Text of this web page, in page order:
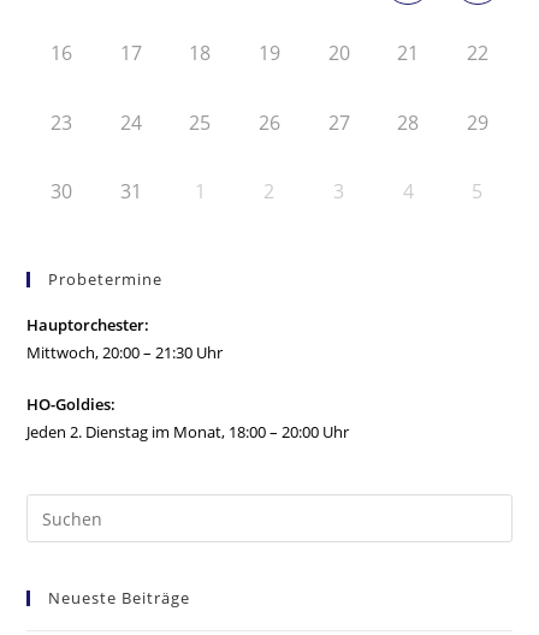
16 17 18 19 20 21 22
23 24 25 26 27 28 29
30 31 1 2 3 4 5
Probetermine
Hauptorchester:
Mittwoch, 20:00 – 21:30 Uhr
HO-Goldies:
Jeden 2. Dienstag im Monat, 18:00 – 20:00 Uhr
Neueste Beiträge